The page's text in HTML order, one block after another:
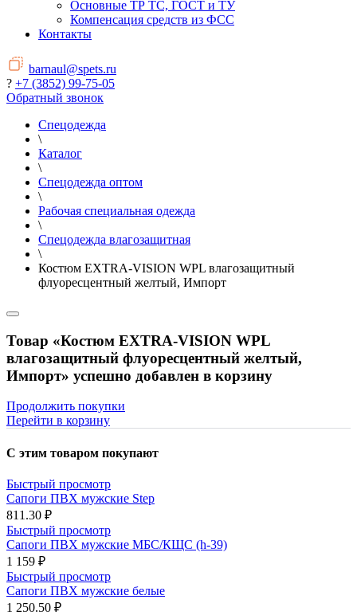
Основные ТР ТС, ГОСТ и ТУ
Компенсация средств из ФСС
Контакты
barnaul@spets.ru
? +7 (3852) 99-75-05
Обратный звонок
Спецодежда
\
Каталог
\
Спецодежда оптом
\
Рабочая специальная одежда
\
Спецодежда влагозащитная
\
Костюм EXTRA-VISION WPL влагозащитный
флуоресцентный желтый, Импорт
Товар «Костюм EXTRA-VISION WPL
влагозащитный флуоресцентный желтый,
Импорт» успешно добавлен в корзину
Продолжить покупки
Перейти в корзину
С этим товаром покупают
Быстрый просмотр
Сапоги ПВХ мужские Step
811.30 ₽
Быстрый просмотр
Сапоги ПВХ мужские МБС/КЩС (h-39)
1 159 ₽
Быстрый просмотр
Сапоги ПВХ мужские белые
1 250.50 ₽